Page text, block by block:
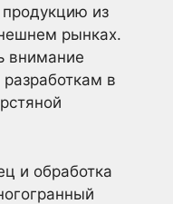
продукцию из
рынках.
внимание
в
и обработка